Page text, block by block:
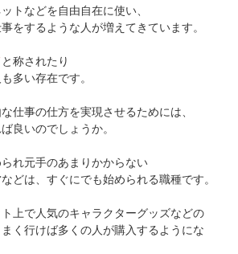
トなどを自由自在に使い、
をするような人が増えてきています。
と称されたり
多い存在です。
仕事の仕方を実現させるためには、
良いのでしょうか。
れ元手のあまりかからない
どは、すぐにでも始められる職種です。
上で人気のキャラクターグッズなどの
く行けば多くの人が購入するようにな